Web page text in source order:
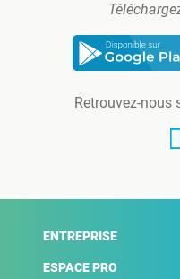
Retrouvez-nous
ENTREPRISE
ESPACE PRO